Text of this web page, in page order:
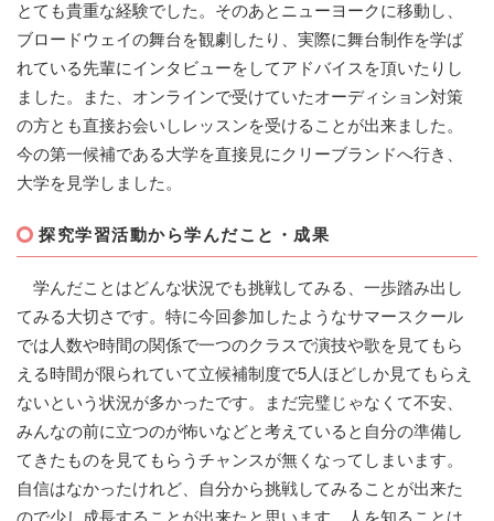
とても貴重な経験でした。そのあとニューヨークに移動し、
ブロードウェイの舞台を観劇したり、実際に舞台制作を学ば
れている先輩にインタビューをしてアドバイスを頂いたりし
ました。また、オンラインで受けていたオーディション対策
の方とも直接お会いしレッスンを受けることが出来ました。
今の第一候補である大学を直接見にクリーブランドへ行き、
大学を見学しました。
探究学習活動から学んだこと・成果
学んだことはどんな状況でも挑戦してみる、一歩踏み出し
てみる大切さです。特に今回参加したようなサマースクール
では人数や時間の関係で一つのクラスで演技や歌を見てもら
える時間が限られていて立候補制度で5人ほどしか見てもらえ
ないという状況が多かったです。まだ完璧じゃなくて不安、
みんなの前に立つのが怖いなどと考えていると自分の準備し
てきたものを見てもらうチャンスが無くなってしまいます。
自信はなかったけれど、自分から挑戦してみることが出来た